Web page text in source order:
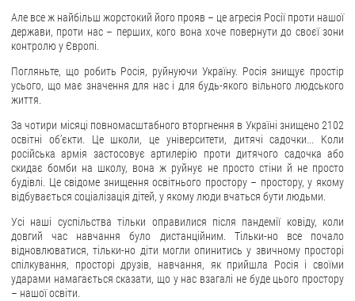
Але все ж найбільш жорстокий його прояв – це агресія Росії проти нашої
держави, проти нас – перших, кого вона хоче повернути до своєї зони
контролю у Європі.
Погляньте, що робить Росія, руйнуючи Україну. Росія знищує простір
усього, що має значення для нас і для будь-якого вільного людського
життя.
За чотири місяці повномасштабного вторгнення в Україні знищено 2102
освітні обʼєкти. Це школи, це університети, дитячі садочки... Коли
російська армія застосовує артилерію проти дитячого садочка або
скидає бомби на школу, вона ж руйнує не просто стіни й не просто
будівлі. Це свідоме знищення освітнього простору – простору, у якому
відбувається соціалізація дітей, у якому люди вчаться бути людьми.
Усі наші суспільства тільки оправилися після пандемії ковіду, коли
довгий час навчання було дистанційним. Тільки-но все почало
відновлюватися, тільки-но діти могли опинитись у звичному просторі
спілкування, просторі друзів, навчання, як прийшла Росія і своїми
ударами намагається сказати, що у нас взагалі не буде цього простору
– нашої освіти.